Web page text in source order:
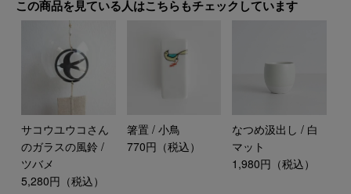
この商品を見ている人はこちらもチェックしています
サコウユウコさん
のガラスの風鈴 /
ツバメ
5,280円（税込）
箸置 / 小鳥
770円（税込）
なつめ汲出し / 白
マット
1,980円（税込）